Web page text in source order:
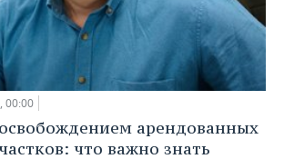
00:00
арендованных
что важно знать